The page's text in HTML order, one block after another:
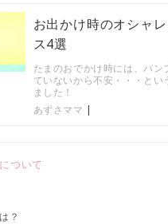
お出かけ時のオシャ
ス4選
たまのおでかけ時には、パ
ていないから不安・・・と
ました！
あずさママ |
ついて
？